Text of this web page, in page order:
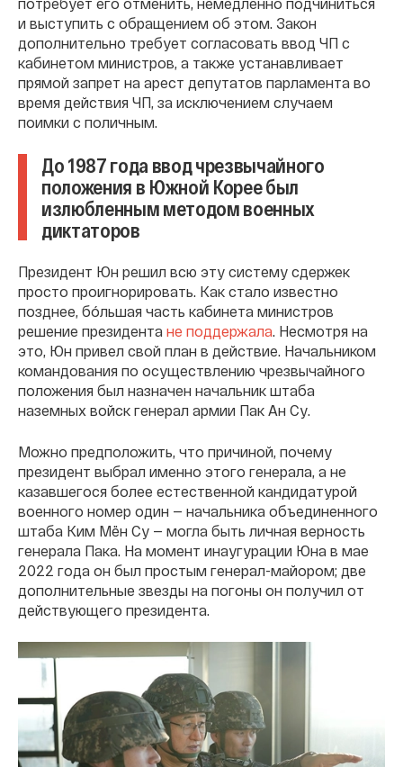
и выступить с обращением об этом. Закон
дополнительно требует согласовать ввод ЧП с
кабинетом министров, а также устанавливает
прямой запрет на арест депутатов парламента во
время действия ЧП, за исключением случаем
поимки с поличным.
До 1987 года ввод чрезвычайного
положения в Южной Корее был
излюбленным методом военных
диктаторов
Президент Юн решил всю эту систему сдержек
просто проигнорировать. Как стало известно
позднее, бóльшая часть кабинета министров
решение президента не поддержала. Несмотря на
это, Юн привел свой план в действие. Начальником
командования по осуществлению чрезвычайного
положения был назначен начальник штаба
наземных войск генерал армии Пак Ан Су.
Можно предположить, что причиной, почему
президент выбрал именно этого генерала, а не
казавшегося более естественной кандидатурой
военного номер один — начальника объединенного
штаба Ким Мён Су — могла быть личная верность
генерала Пака. На момент инаугурации Юна в мае
2022 года он был простым генерал-майором; две
дополнительные звезды на погоны он получил от
действующего президента.